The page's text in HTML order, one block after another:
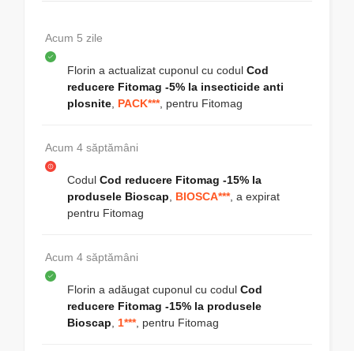
Acum 5 zile
Florin a actualizat cuponul cu codul Cod
reducere Fitomag -5% la insecticide anti
plosnite PACK***, pentru Fitomag
Acum 4 săptămâni
Codul Cod reducere Fitomag -15% la
produsele Bioscap
BIOSCA***, a expirat
pentru Fitomag
Acum 4 săptămâni
Florin a adăugat cuponul cu codul Cod
reducere Fitomag -15% la produsele
Bioscap
1***, pentru Fitomag